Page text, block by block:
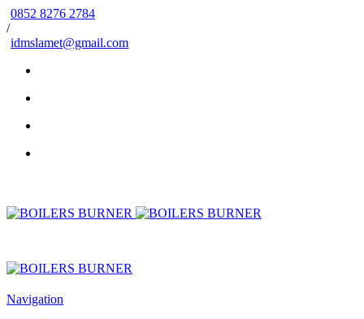
0852 8276 2784
/
idmslamet@gmail.com
Navigation